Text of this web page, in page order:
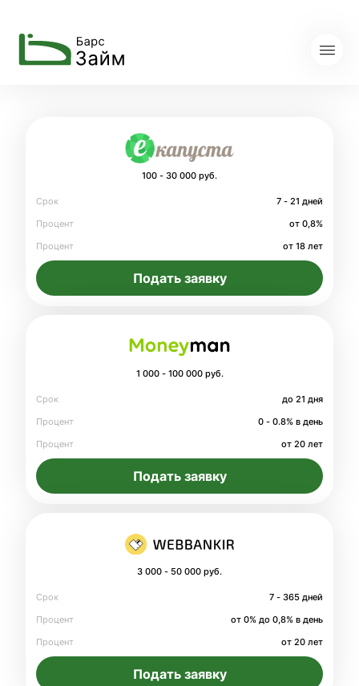
100 - 30 000 руб.
Срок
7 - 21 дней
Процент
от 0,8%
Процент
от 18 лет
Подать заявку
1 000 - 100 000 руб.
Срок
до 21 дня
Процент
0 - 0.8% в день
Процент
от 20 лет
Подать заявку
3 000 - 50 000 руб.
Срок
7 - 365 дней
Процент
от 0% до 0,8% в день
Процент
от 20 лет
Подать заявку